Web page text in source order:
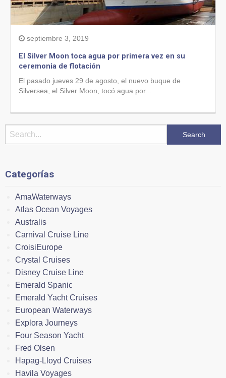
septiembre 3, 2019
El Silver Moon toca agua por primera vez en su
ceremonia de flotación
El pasado jueves 29 de agosto, el nuevo buque de
Silversea, el Silver Moon, tocó agua por...
Categorías
AmaWaterways
Atlas Ocean Voyages
Australis
Carnival Cruise Line
CroisiEurope
Crystal Cruises
Disney Cruise Line
Emerald Spanic
Emerald Yacht Cruises
European Waterways
Explora Journeys
Four Season Yacht
Fred Olsen
Hapag-Lloyd Cruises
Havila Voyages